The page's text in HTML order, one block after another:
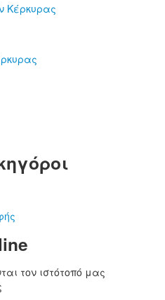
Κέρκυρας
τον ιστότοπό μας